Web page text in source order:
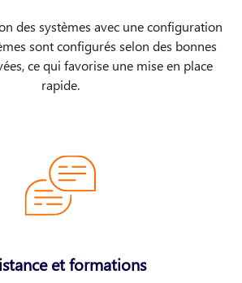
des systèmes avec une configuration
sont configurés selon des bonnes
ce qui favorise une mise en place
rapide.
et formations